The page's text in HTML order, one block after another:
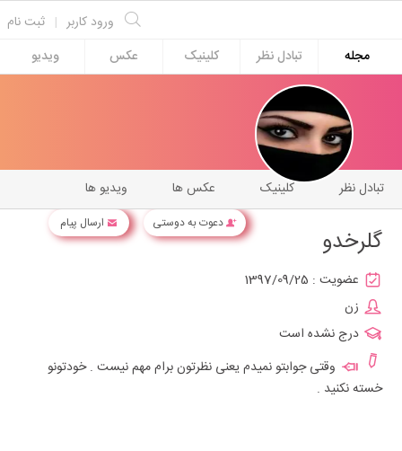
ثبت نام | ورود کاربر
مجله
تبادل نظر کلینیک عکس ویدیو
دعوت به دوستی ارسال پیام
ویدیو ها عکس ها کلینیک تبادل نظر
گلرخدو
عضویت : 1397/09/25
زن
درج نشده است
وقتی جوابتو نمیدم یعنی نظرتون برام مهم نیست . خودتونو
خسته نکنید .